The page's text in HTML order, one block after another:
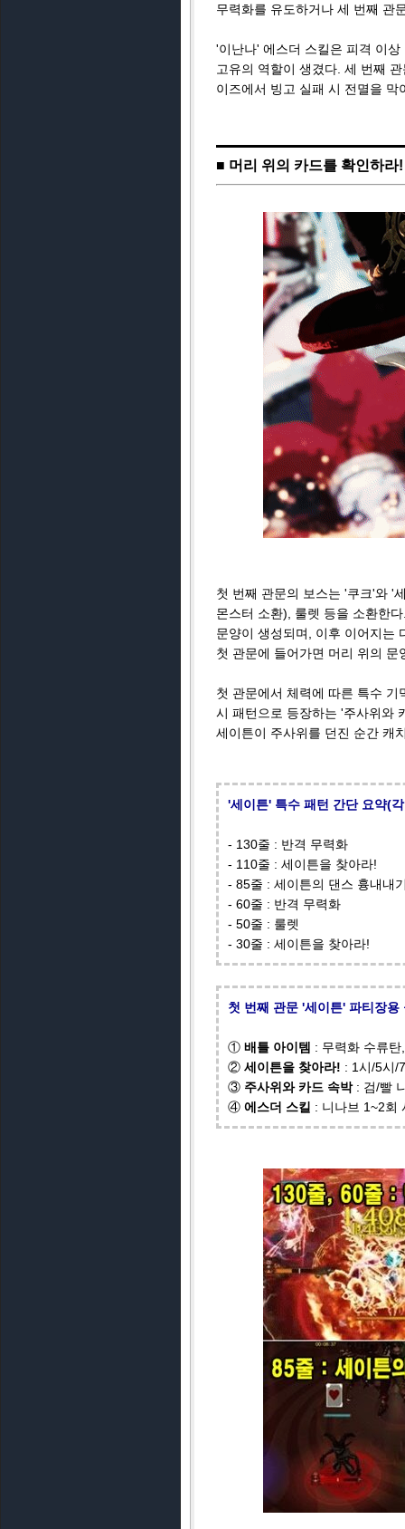
무력화를 유도하거나 세 번째 관
'이난나' 에스더 스킬은 피격 이
고유의 역할이 생겼다. 세 번째
이즈에서 빙고 실패 시 전멸을
■ 머리 위의 카드를 확인하
첫 번째 관문의 보스는 '쿠크'와 '
몬스터 소환), 룰렛 등을 소환한
문양이 생성되며, 이후 이어지는
첫 관문에 들어가면 머리 위의
첫 관문에서 체력에 따른 특수
시 패턴으로 등장하는 '주사위와
세이튼이 주사위를 던진 순간 캐
'세이튼' 특수 패턴 간단 요약(
- 130줄 : 반격 무력화
- 110줄 : 세이튼을 찾아라!
- 85줄 : 세이튼의 댄스 흉내내
- 60줄 : 반격 무력화
- 50줄 : 룰렛
- 30줄 : 세이튼을 찾아라!
첫 번째 관문 '세이튼' 파티장용
① 배틀 아이템 : 무력화 수류
② 세이튼을 찾아라! : 1시/5시/
③ 주사위와 카드 속박: 검/빨
④ 에스더 스킬 : 니나브 1~2회